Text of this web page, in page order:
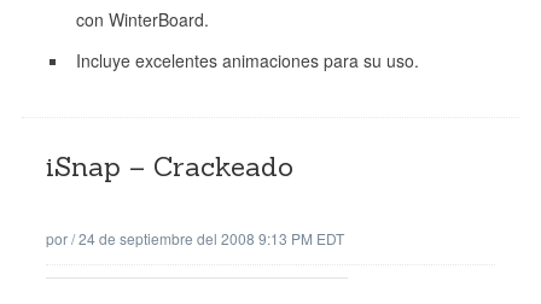
con WinterBoard.
Incluye excelentes animaciones para su uso.
iSnap – Crackeado
por/24 de septiembre del 2008 9:13 PM EDT